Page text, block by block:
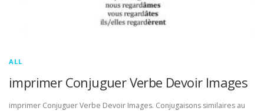
ALL
imprimer Conjuguer Verbe Devoir Images
imprimer Conjuguer Verbe Devoir Images. Conjugaisons similaires au